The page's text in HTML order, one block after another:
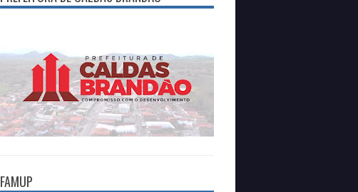
FAMUP